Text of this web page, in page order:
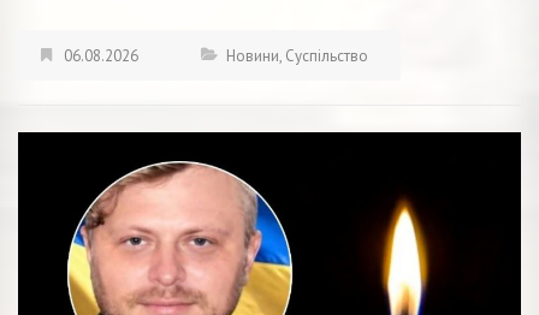
06.08.2026 Новини, Суспільство